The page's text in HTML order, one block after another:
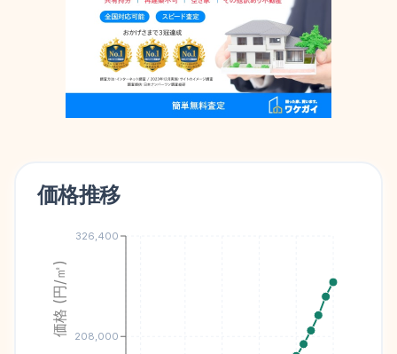
価格推移
208,000
326,400
価格 (円/㎡)